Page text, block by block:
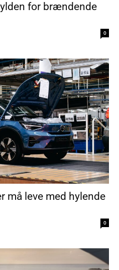
for brændende
0
må leve med hylende
0